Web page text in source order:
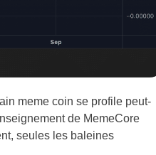
meme coin se profile peut-
de MemeCore
seules les baleines